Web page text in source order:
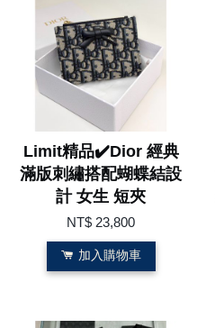
Limit精品✔️Dior 經典
滿版刺繡搭配蝴蝶結設
計 女生 短夾
NT$ 23,800
加入購物車